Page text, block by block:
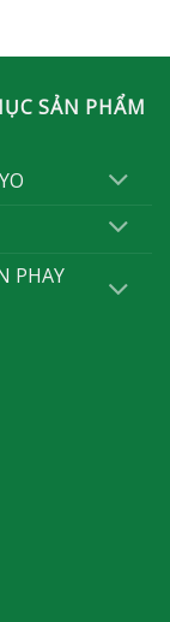
SẢN PHẨM
PHAY